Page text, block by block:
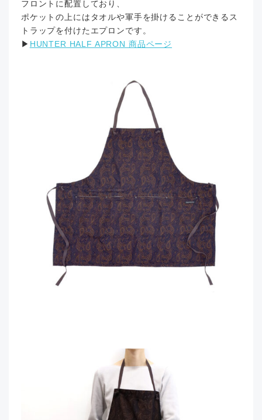
フロントに配置しており、
ポケットの上にはタオルや軍手を掛けることができるス
トラップを付けたエプロンです。
▶︎ HUNTER HALF APRON 商品ページ